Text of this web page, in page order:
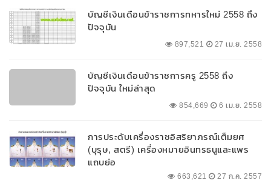
บัญชีเงินเดือนข้าราชการทหารใหม่ 2558 ถึง
ปัจจุบัน
897,521 27 เม.ย. 2558
บัญชีเงินเดือนข้าราชการครู 2558 ถึง
ปัจจุบัน ใหม่ล่าสุด
854,669 6 เม.ย. 2558
การประดับเครื่องราชอิสริยาภรณ์เต็มยศ
(บุรุษ, สตรี) เครื่องหมายอินทรธนูและแพร
แถบย่อ
663,621 27 ก.ค. 2557